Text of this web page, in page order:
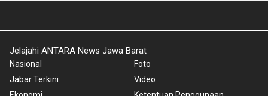
Jelajahi ANTARA News Jawa Barat
Nasional
Jabar Terkini
Foto
Video